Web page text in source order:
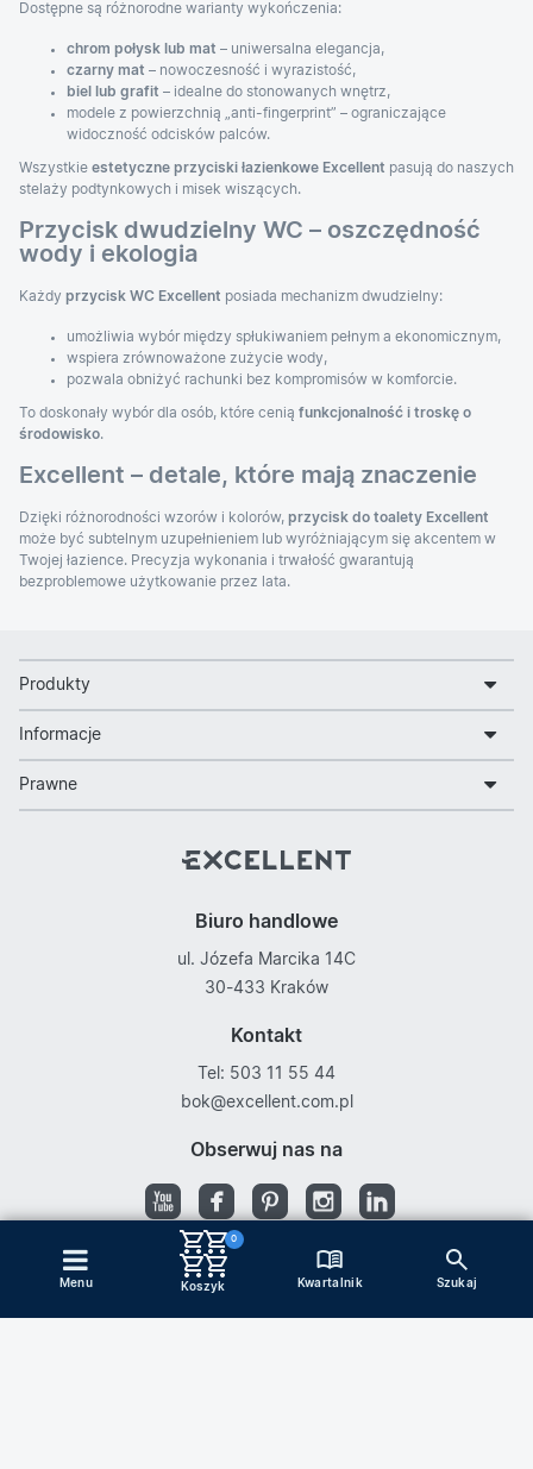
Menu
0
Koszyk Kwartalnik Szukaj
Dostępne są różnorodne warianty wykończenia:
chrom połysk lub mat – uniwersalna elegancja,
czarny mat – nowoczesność i wyrazistość,
biel lub grafit – idealne do stonowanych wnętrz,
modele z powierzchnią „anti-fingerprint” – ograniczające
widoczność odcisków palców.
Wszystkie estetyczne przyciski łazienkowe Excellent pasują do naszych
stelaży podtynkowych i misek wiszących.
Przycisk dwudzielny WC – oszczędność
wody i ekologia
Każdy przycisk WC Excellent posiada mechanizm dwudzielny:
umożliwia wybór między spłukiwaniem pełnym a ekonomicznym,
wspiera zrównoważone zużycie wody,
pozwala obniżyć rachunki bez kompromisów w komforcie.
To doskonały wybór dla osób, które cenią funkcjonalność i troskę o
środowisko.
Excellent – detale, które mają znaczenie
Dzięki różnorodności wzorów i kolorów, przycisk do toalety Excellent
może być subtelnym uzupełnieniem lub wyróżniającym się akcentem w
Twojej łazience. Precyzja wykonania i trwałość gwarantują
bezproblemowe użytkowanie przez lata.
Produkty
Informacje
Prawne
Biuro handlowe
ul. Józefa Marcika 14C
30-433 Kraków
Kontakt
Tel: 503 11 55 44
bok@excellent.com.pl
Obserwuj nas na
Copyright © Excellent